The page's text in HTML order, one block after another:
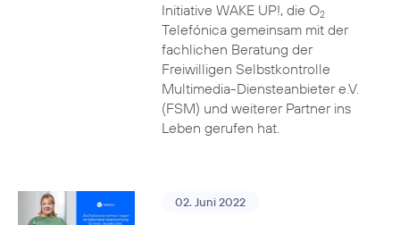
Initiative WAKE UP!, die O2
Telefónica gemeinsam mit der
fachlichen Beratung der
Freiwilligen Selbstkontrolle
Multimedia-Diensteanbieter e.V.
(FSM) und weiterer Partner ins
Leben gerufen hat.
02. Juni 2022